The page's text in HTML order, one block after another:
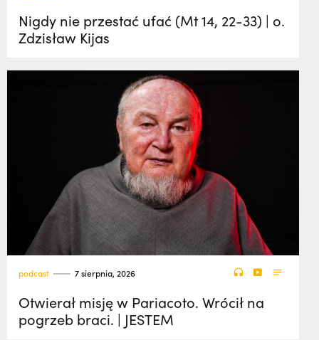
Nigdy nie przestać ufać (Mt 14, 22-33) | o.
Zdzisław Kijas
podcast 7 sierpnia, 2026
Otwierał misję w Pariacoto. Wrócił na
pogrzeb braci. | JESTEM